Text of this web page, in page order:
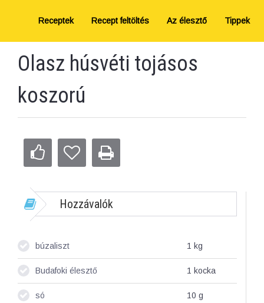
Receptek Recept feltöltés Az élesztő Tippek
Olasz húsvéti tojásos
koszorú
Hozzávalók
búzaliszt 1 kg
Budafoki élesztő 1 kocka
só 10 g